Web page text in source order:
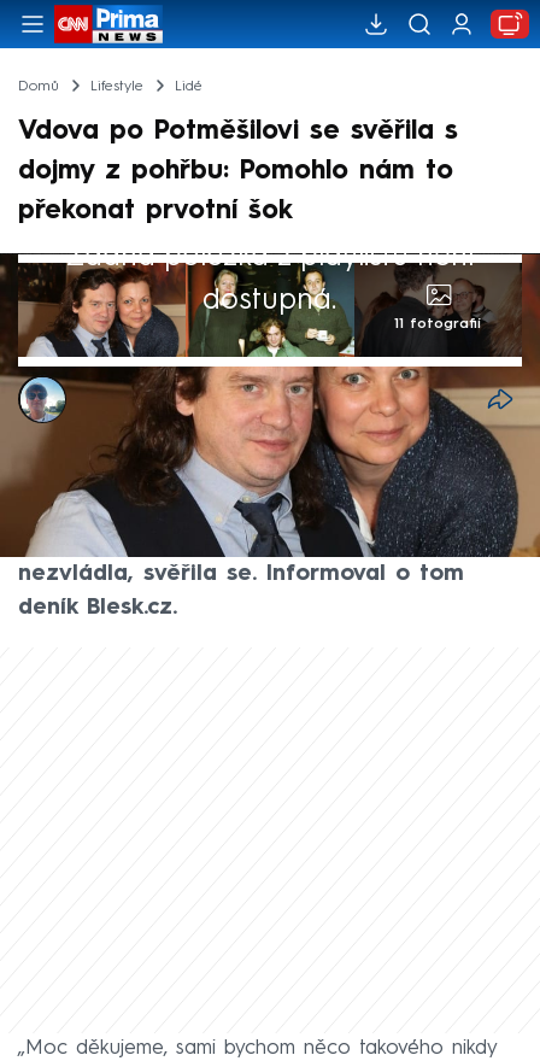
Domů Lifestyle Lidé
Vdova po Potměšilovi se svěřila s
dojmy z pohřbu: Pomohlo nám to
překonat prvotní šok
Žádná položka z playlistu není
dostupná.
11 fotografií
Kryštof Prchlík
8. kvě 2026, 19:40
Vdova po Janu Potměšilovi, Radka, dojemně
děkovala za organizaci hercova pohřbu.
Bez pomoci by to s prvotním šokem nikdy
nezvládla, svěřila se. Informoval o tom
deník Blesk.cz.
„Moc děkujeme, sami bychom něco takového nikdy